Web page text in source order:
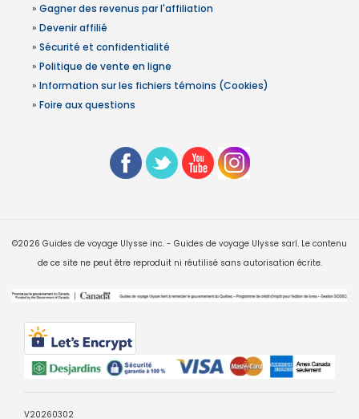
» Gagner des revenus par l'affiliation
» Devenir affilié
» Sécurité et confidentialité
» Politique de vente en ligne
» Information sur les fichiers témoins (Cookies)
» Foire aux questions
©2026 Guides de voyage Ulysse inc. - Guides de voyage Ulysse sarl. Le contenu
de ce site ne peut être reproduit ni réutilisé sans autorisation écrite.
V20260302